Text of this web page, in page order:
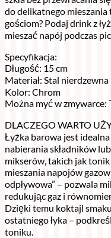
do delikatnego
gościom? Podaj drink z
mieszać napój podczas
Specyfikacja:
Długość: 15 cm
Materiał: Stal nierdzewna
Kolor: Chrom
Można myć w zmywarce:
DLACZEGO WARTO
Łyżka barowa jest
nabierania składników
mikserów, takich jak
mieszania napojów
odpływowa” – pozwala
redukując gaz i
Dzięki temu koktajl
ostatniego łyka –
toniku.